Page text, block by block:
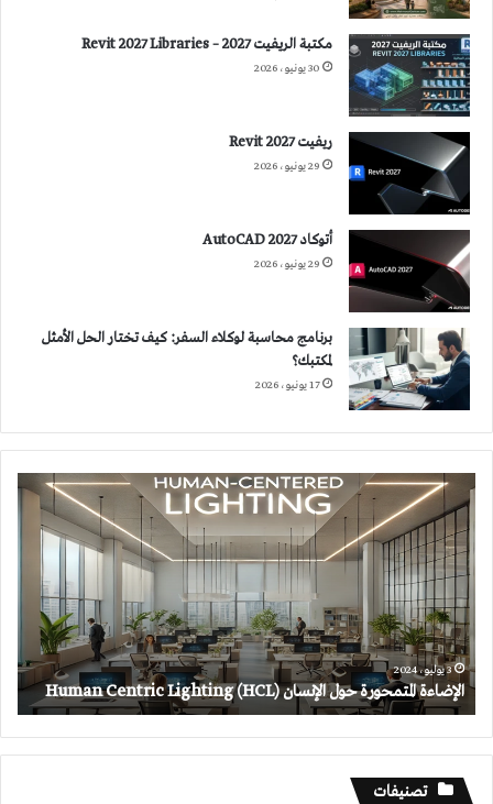
مكتبة الريفيت 2027 – Revit 2027 Libraries
30 يونيو، 2026
ريفيت 2027 Revit
29 يونيو، 2026
أتوكاد 2027 AutoCAD
29 يونيو، 2026
برنامج محاسبة لوكلاء السفر: كيف تختار الحل الأمثل
لمكتبك؟
17 يونيو، 2026
الإضاءة
المتمحورة
حول
الإنسان
(HCL)
Human
Centric
Lighting
3 يوليو، 2024
الإضاءة المتمحورة حول الإنسان (HCL) Human Centric Lighting
تصنيفات